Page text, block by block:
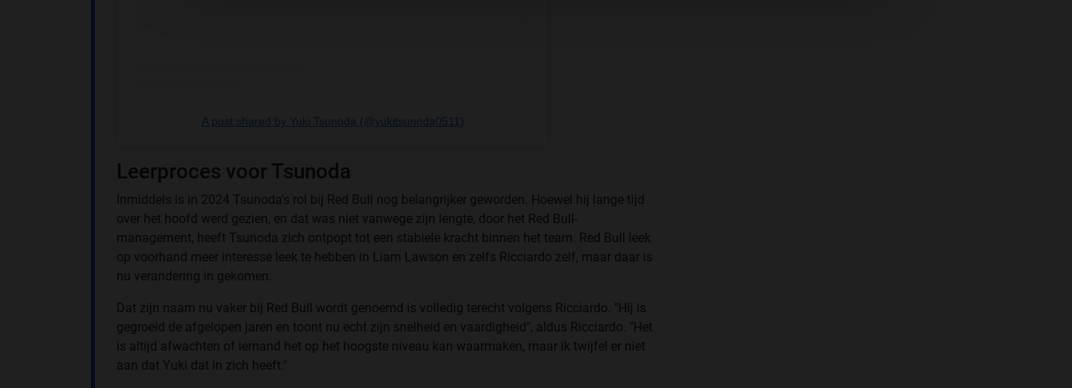
A post shared by Yuki Tsunoda (@yukitsunoda0511)
Leerproces voor Tsunoda
Inmiddels is in 2024 Tsunoda's rol bij Red Bull nog belangrijker geworden. Hoewel hij lange tijd
over het hoofd werd gezien, en dat was niet vanwege zijn lengte, door het Red Bull-
management, heeft Tsunoda zich ontpopt tot een stabiele kracht binnen het team. Red Bull leek
op voorhand meer interesse leek te hebben in Liam Lawson en zelfs Ricciardo zelf, maar daar is
nu verandering in gekomen.
Dat zijn naam nu vaker bij Red Bull wordt genoemd is volledig terecht volgens Ricciardo. "Hij is
gegroeid de afgelopen jaren en toont nu echt zijn snelheid en vaardigheid", aldus Ricciardo. "Het
is altijd afwachten of iemand het op het hoogste niveau kan waarmaken, maar ik twijfel er niet
aan dat Yuki dat in zich heeft."